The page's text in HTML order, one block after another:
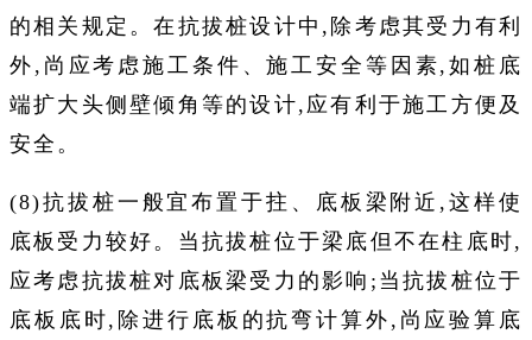
的相关规定。在抗拔桩设计中,除考虑其受力有利
外,尚应考虑施工条件、施工安全等因素,如桩底
端扩大头侧壁倾角等的设计,应有利于施工方便及
安全。
(8)抗拔桩一般宜布置于拄、底板梁附近,这样使
底板受力较好。当抗拔桩位于梁底但不在柱底时,
应考虑抗拔桩对底板梁受力的影响;当抗拔桩位于
底板底时,除进行底板的抗弯计算外,尚应验算底